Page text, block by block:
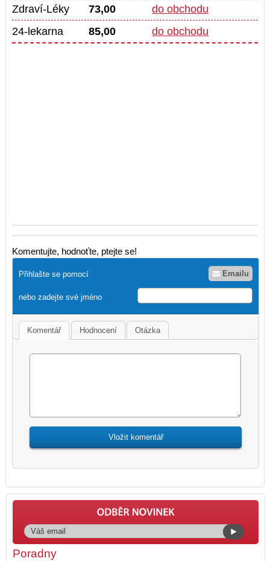
Zdraví-Léky 73,00
do obchodu
24-lekarna
85,00 do obchodu
Komentujte, hodnoťte, ptejte se!
Přihlašte se pomocí Emailu
nebo zadejte své jméno
Komentář Hodnocení Otázka
Poradny